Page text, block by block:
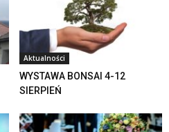
Aktualności
WYSTAWA BONSAI 4-12
SIERPIEŃ